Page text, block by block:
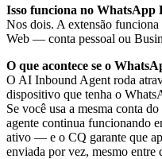
Isso funciona no WhatsApp
Nos dois. A extensão
Web — conta pessoal ou
O que acontece se o
O AI Inbound Agent roda
dispositivo que tenha o
Se você usa a mesma conta
agente continua funcionando
ativo — e o CQ garante que
enviada por vez, mesmo entre